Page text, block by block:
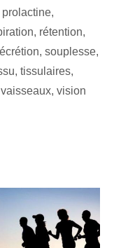
prolactine,
, rétention,
, souplesse,
, tissulaires,
vaisseaux, vision